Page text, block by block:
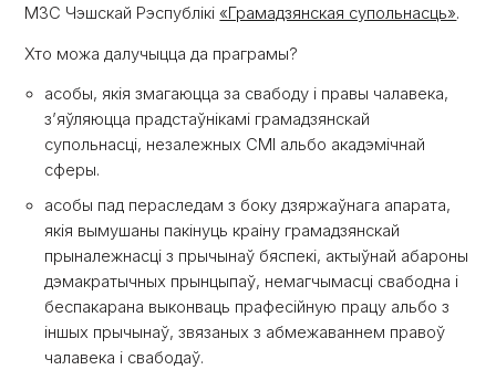
МЗС Чэшскай Рэспублікі «Грамадзянская супольнасць».
Хто можа далучыцца да праграмы?
асобы, якія змагаюцца за свабоду і правы чалавека,
з’яўляюцца прадстаўнікамі грамадзянскай
супольнасці, незалежных СМІ альбо акадэмічнай
сферы.
асобы пад пераследам з боку дзяржаўнага апарата,
якія вымушаны пакінуць краіну грамадзянскай
прыналежнасці з прычынаў бяспекі, актыўнай абароны
дэмакратычных прынцыпаў, немагчымасці свабодна і
беспакарана выконваць прафесійную працу альбо з
іншых прычынаў, звязаных з абмежаваннем правоў
чалавека і свабодаў.